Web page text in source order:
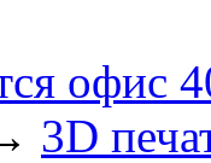
офис
3D